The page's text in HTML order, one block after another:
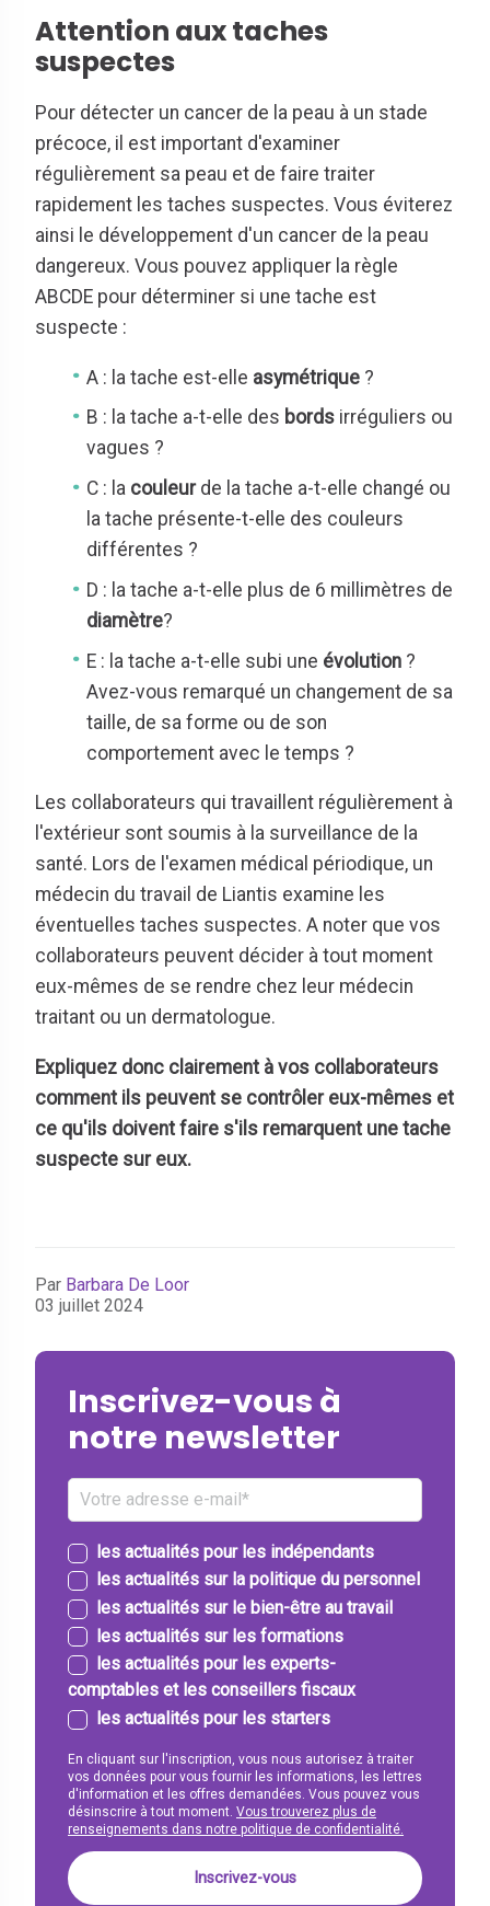
Attention aux taches
suspectes
Pour détecter un cancer de la peau à un stade
précoce, il est important d'examiner
régulièrement sa peau et de faire traiter
rapidement les taches suspectes. Vous éviterez
ainsi le développement d'un cancer de la peau
dangereux. Vous pouvez appliquer la règle
ABCDE pour déterminer si une tache est
suspecte :
A : la tache est-elle asymétrique ?
B : la tache a-t-elle des bords irréguliers ou
vagues ?
C : la couleurde la tache a-t-elle changé ou
la tache présente-t-elle des couleurs
différentes ?
D : la tache a-t-elle plus de 6 millimètres de
diamètre?
E : la tache a-t-elle subi une évolution ?
Avez-vous remarqué un changement de sa
taille, de sa forme ou de son
comportement avec le temps ?
Les collaborateurs qui travaillent régulièrement à
l'extérieur sont soumis à la surveillance de la
santé. Lors de l'examen médical périodique, un
médecin du travail de Liantis examine les
éventuelles taches suspectes. A noter que vos
collaborateurs peuvent décider à tout moment
eux-mêmes de se rendre chez leur médecin
traitant ou un dermatologue.
Expliquez donc clairement à vos collaborateurs
comment ils peuvent se contrôler eux-mêmes et
ce qu'ils doivent faire s'ils remarquent une tache
suspecte sur eux.
Par Barbara De Loor
03 juillet 2024
Inscrivez-vous à
notre newsletter
les actualités pour les indépendants
les actualités sur la politique du personnel
les actualités sur le bien-être au travail
les actualités sur les formations
les actualités pour les experts-
comptables et les conseillers fiscaux
les actualités pour les starters
En cliquant sur l'inscription, vous nous autorisez à traiter
vos données pour vous fournir les informations, les lettres
d'information et les offres demandées. Vous pouvez vous
désinscrire à tout moment. Vous trouverez plus de
renseignements dans notre politique de confidentialité.